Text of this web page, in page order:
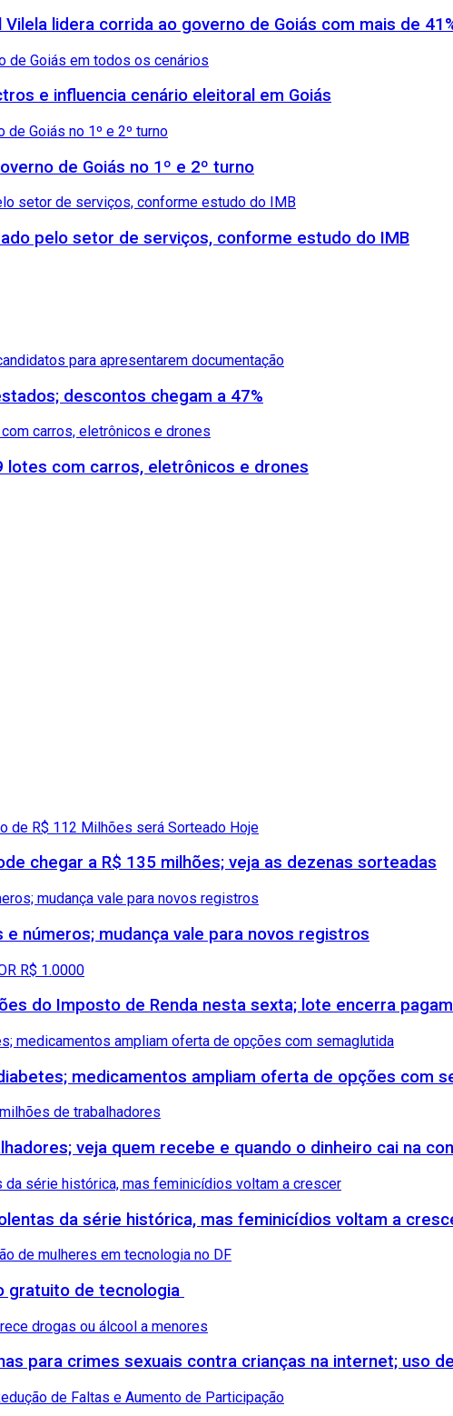
lidera corrida ao governo de Goiás com mais de
e influencia cenário eleitoral em Goiás
de Goiás no 1º e 2º turno
pelo setor de serviços, conforme estudo do IMB
descontos chegam a 47%
lotes com carros, eletrônicos e drones
chegar a R$ 135 milhões; veja as dezenas sorteadas
números; mudança vale para novos registros
do Imposto de Renda nesta sexta; lote encerra
medicamentos ampliam oferta de opções com
veja quem recebe e quando o dinheiro cai na
da série histórica, mas feminicídios voltam a
gratuito de tecnologia
para crimes sexuais contra crianças na internet; uso